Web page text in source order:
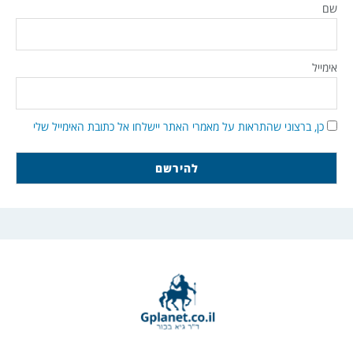
שם
אימייל
כן, ברצוני שהתראות על מאמרי האתר יישלחו אל כתובת האימייל שלי